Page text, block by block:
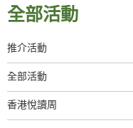
全部活動
推介活動
全部活動
香港悅讀周